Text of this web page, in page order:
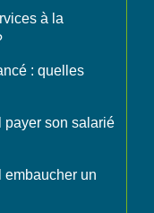
à la
: quelles
payer son salarié
embaucher un